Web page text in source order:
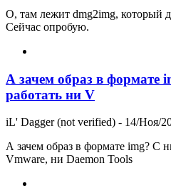
О, там лежит dmg2img, который
Сейчас опробую.
А зачем образ в формате
работать ни V
iL' Dagger (not verified) - 14/Ноя/
А зачем образ в формате img? С
Vmware, ни Daemon Tools